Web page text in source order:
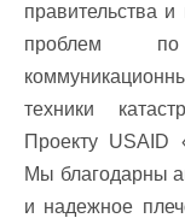
правительства
проблем по
техники
Проекту
Мы благодарны
и надежное